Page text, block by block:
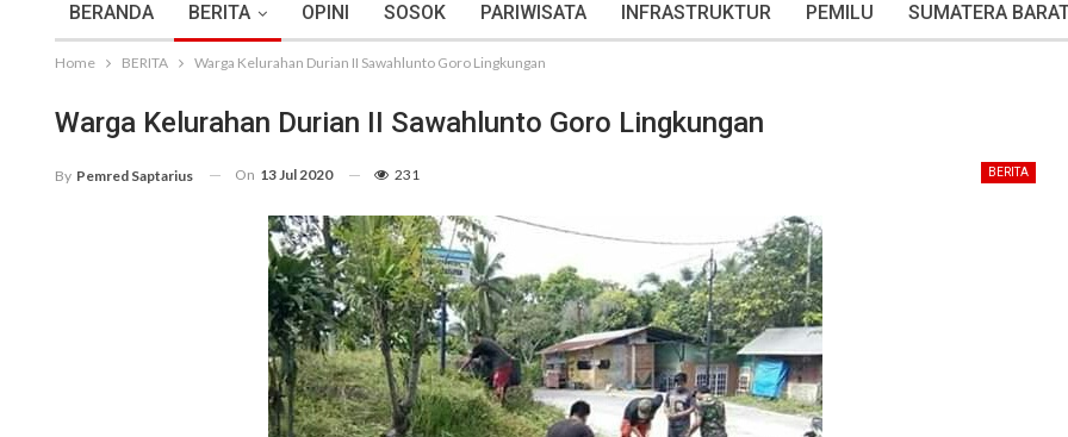
BERANDA BERITA OPINI SOSOK PARIWISATA INFRASTRUKTUR PEMILU SUMATERA
Home BERITA Warga Kelurahan Durian II Sawahlunto Goro Lingkungan
Warga Kelurahan Durian II Sawahlunto Goro Lingkungan
BERITA
By Pemred Saptarius On 13 Jul 2020 231